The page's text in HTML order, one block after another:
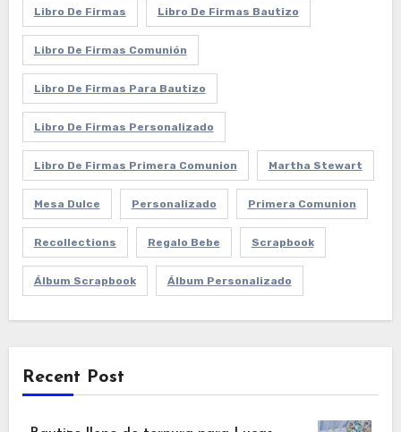
Libro De Firmas Libro De Firmas Bautizo
Libro De Firmas Comunión
Libro De Firmas Para Bautizo
Libro De Firmas Personalizado
Libro De Firmas Primera Comunion Martha Stewart
Mesa Dulce Personalizado Primera Comunion
Recollections Regalo Bebe Scrapbook
Álbum Scrapbook Álbum Personalizado
Recent Post